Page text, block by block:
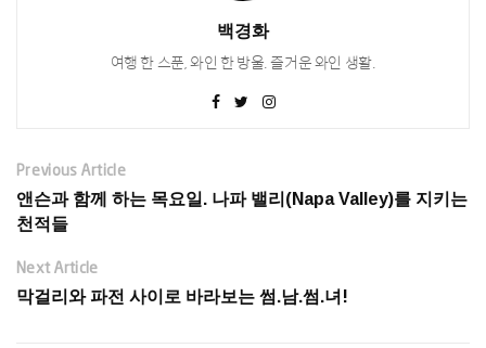
백경화
여행 한 스푼, 와인 한 방울. 즐거운 와인 생활.
Previous Article
앤슨과 함께 하는 목요일. 나파 밸리(Napa Valley)를 지키는
천적들
Next Article
막걸리와 파전 사이로 바라보는 썸.남.썸.녀!